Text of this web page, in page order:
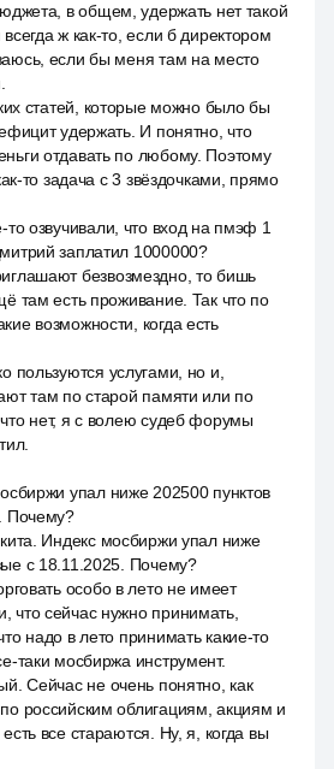
в общем, удержать нет такой
ж как-то, если б директором
если бы меня там на место
статей, которые можно было бы
удержать. И понятно, что
отдавать по любому. Поэтому
то задача с 3 звёздочками, прямо
то озвучивали, что вход на пмэф 1
заплатил 1000000?
безвозмездно, то бишь
там есть проживание. Так что по
возможности, когда есть
пользуются услугами, но и,
там по старой памяти или по
нет, я с волею судеб форумы
упал ниже 202500 пунктов
Почему?
Индекс мосбиржи упал ниже
с 18.11.2025. Почему?
особо в лето не имеет
что сейчас нужно принимать,
надо в лето принимать какие-то
таки мосбиржа инструмент.
Сейчас не очень понятно, как
российским облигациям, акциям и
все стараются. Ну, я, когда вы